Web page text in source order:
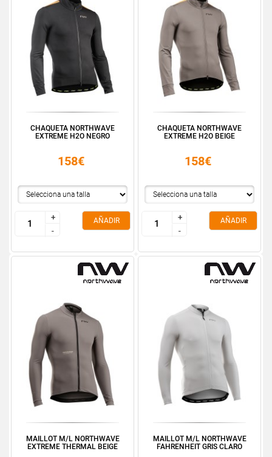
CHAQUETA NORTHWAVE
EXTREME H2O NEGRO
158€
+
-
+
-
AÑADIR
CHAQUETA NORTHWAVE
EXTREME H2O BEIGE
158€
+
-
+
-
AÑADIR
MAILLOT M/L NORTHWAVE
EXTREME THERMAL BEIGE
MAILLOT M/L NORTHWAVE
FAHRENHEIT GRIS CLARO